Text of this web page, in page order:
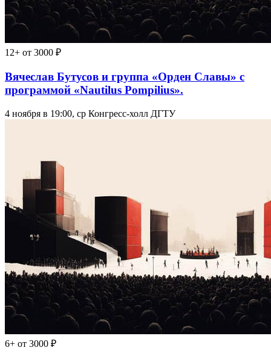
12+ от 3000 ₽
Вячеслав Бутусов и группа «Орден Славы» с
программой «Nautilus Pompilius».
4 ноября в 19:00, ср Конгресс-холл ДГТУ
6+ от 3000 ₽